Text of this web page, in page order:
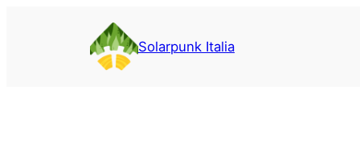
Solarpunk Italia